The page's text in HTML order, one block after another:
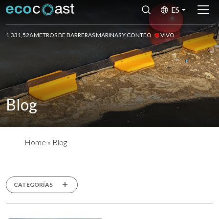
ES
1,331,526 METROS DE BARRERAS MARINAS Y CONTEO VIVO
Blog
Home » Blog
CATEGORÍAS
Estudio De Caso: